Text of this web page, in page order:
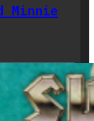
Minnie